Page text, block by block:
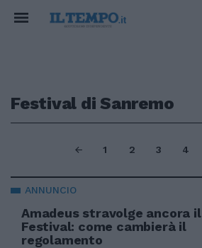
Festival di Sanremo
1 2 3 4
ANNUNCIO
Amadeus stravolge ancora il
Festival: come cambierà il
regolamento